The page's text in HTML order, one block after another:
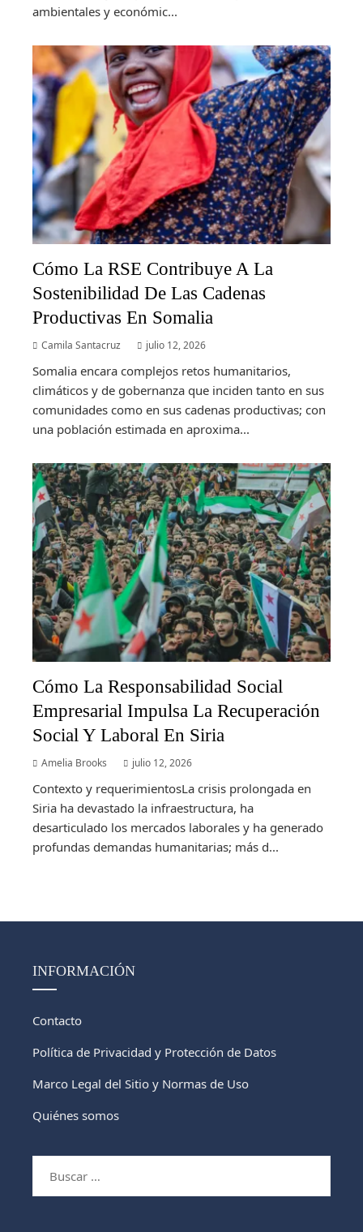
ambientales y económic...
Cómo La RSE Contribuye A La
Sostenibilidad De Las Cadenas
Productivas En Somalia
Camila Santacruz julio 12, 2026
Somalia encara complejos retos humanitarios,
climáticos y de gobernanza que inciden tanto en sus
comunidades como en sus cadenas productivas; con
una población estimada en aproxima...
Cómo La Responsabilidad Social
Empresarial Impulsa La Recuperación
Social Y Laboral En Siria
Amelia Brooks julio 12, 2026
Contexto y requerimientosLa crisis prolongada en
Siria ha devastado la infraestructura, ha
desarticulado los mercados laborales y ha generado
profundas demandas humanitarias; más d...
INFORMACIÓN
Contacto
Política de Privacidad y Protección de Datos
Marco Legal del Sitio y Normas de Uso
Quiénes somos